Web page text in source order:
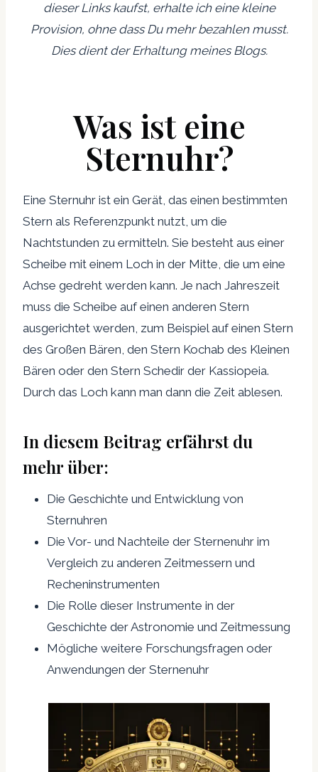
dieser Links kaufst, erhalte ich eine kleine
Provision, ohne dass Du mehr bezahlen musst.
Dies dient der Erhaltung meines Blogs.
Was ist eine
Sternuhr?
Eine Sternuhr ist ein Gerät, das einen bestimmten
Stern als Referenzpunkt nutzt, um die
Nachtstunden zu ermitteln. Sie besteht aus einer
Scheibe mit einem Loch in der Mitte, die um eine
Achse gedreht werden kann. Je nach Jahreszeit
muss die Scheibe auf einen anderen Stern
ausgerichtet werden, zum Beispiel auf einen Stern
des Großen Bären, den Stern Kochab des Kleinen
Bären oder den Stern Schedir der Kassiopeia.
Durch das Loch kann man dann die Zeit ablesen.
In diesem Beitrag erfährst du
mehr über:
Die Geschichte und Entwicklung von
Sternuhren
Die Vor- und Nachteile der Sternenuhr im
Vergleich zu anderen Zeitmessern und
Recheninstrumenten
Die Rolle dieser Instrumente in der
Geschichte der Astronomie und Zeitmessung
Mögliche weitere Forschungsfragen oder
Anwendungen der Sternenuhr